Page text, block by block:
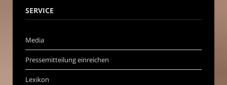
SERVICE
Media
Pressemitteilung einreichen
Lexikon